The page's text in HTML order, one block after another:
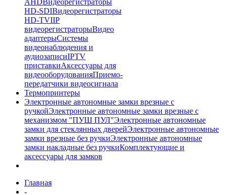
HD-SDIВидеорегистраторы
HD-TVIIP
видеорегистраторыВидео
адаптерыСистемы
видеонаблюдения и
аудиозаписиIPTV
приставкиАксессуары для
видеооборудованияПриемо-
передатчики видеосигнала
Термопринтеры
Электронные автономные замки врезные с
ручкойЭлектронные автономные замки врезные с
механизмом "ПУШ ПУЛ"Электронные автономные
замки для стеклянных дверейЭлектронные автономные
замки врезные без ручкиЭлектронные автономные
замки накладные без ручкиКомплектующие и
аксессуары для замков
Главная
-